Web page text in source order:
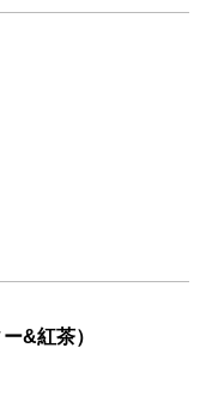
&紅茶）